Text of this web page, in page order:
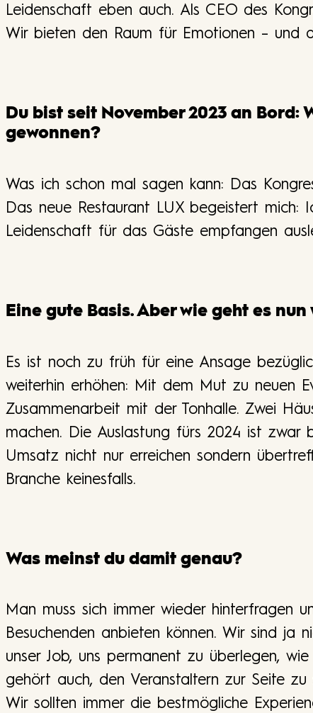
Leidenschaft eben auch. Als CEO des
Wir bieten den Raum für Emotionen – und
Du bist seit November 2023 an Bord:
gewonnen?
Was ich schon mal sagen kann: Das
Das neue Restaurant LUX begeistert
Leidenschaft für das Gäste empfangen
Eine gute Basis. Aber wie geht es
Es ist noch zu früh für eine Ansage
weiterhin erhöhen: Mit dem Mut zu neuen
Zusammenarbeit mit der Tonhalle. Zwei
machen. Die Auslastung fürs 2024 ist zwar
Umsatz nicht nur erreichen sondern
Branche keinesfalls.
Was meinst du damit genau?
Man muss sich immer wieder hinterfragen
Besuchenden anbieten können. Wir sind ja
unser Job, uns permanent zu überlegen,
gehört auch, den Veranstaltern zur Seite
Wir sollten immer die bestmögliche